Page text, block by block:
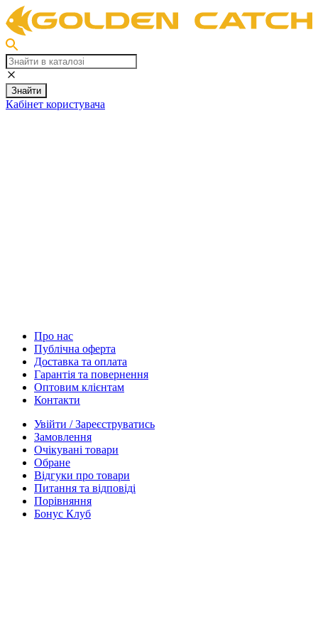
Знайти
Кабінет користувача
Про нас
Публічна оферта
Доставка та оплата
Гарантія та повернення
Оптовим клієнтам
Контакти
Увійти / Зареєструватись
Замовлення
Очікувані товари
Обране
Відгуки про товари
Питання та відповіді
Порівняння
Бонус Клуб